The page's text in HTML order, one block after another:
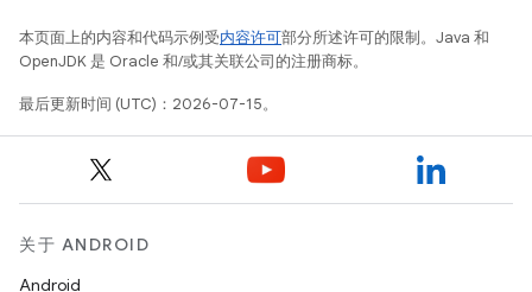
本页面上的内容和代码示例受内容许可部分所述许可的限制。Java 和
OpenJDK 是 Oracle 和/或其关联公司的注册商标。
最后更新时间 (UTC)：2026-07-15。
关于 ANDROID
Android